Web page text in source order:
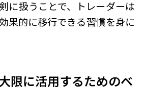
に扱うことで、トレーダーは
果的に移行できる習慣を身に
限に活用するためのベ